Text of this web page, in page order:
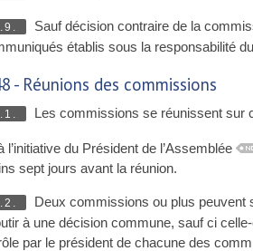
Sauf décision contraire de la
établis sous la responsabilité
- Réunions des commissions
Les commissions se réunissent sur
l’initiative du Président de l’Assemblée
sept jours avant la réunion.
Deux commissions ou plus peuvent
à une décision commune, sauf ci
par le président de chacune des